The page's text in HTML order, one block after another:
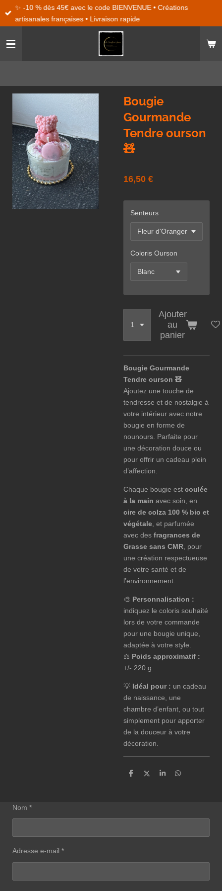
Passer
principal
✨ -10 % dès 45€ avec le code BIENVENUE • Créations
artisanales françaises • Livraison rapide
Bougie
Gourmande
Tendre ourson
🧸
16,50 €
Senteurs
Coloris Ourson
Ajouter
au
panier
Bougie Gourmande
Tendre ourson 🧸
Ajoutez une touche de
tendresse et de nostalgie à
votre intérieur avec notre
bougie en forme de
nounours. Parfaite pour
une décoration douce ou
pour offrir un cadeau plein
d’affection.
Chaque bougie est coulée
à la main avec soin, en
cire de colza 100 % bio et
végétale , et parfumée
avec des fragrances de
Grasse sans CMR , pour
une création respectueuse
de votre santé et de
l’environnement.
🎨 Personnalisation :
indiquez le coloris souhaité
lors de votre commande
pour une bougie unique,
adaptée à votre style.
⚖️ Poids approximatif :
+/- 220 g
💡 Idéal pour : un cadeau
de naissance, une
chambre d’enfant, ou tout
simplement pour apporter
de la douceur à votre
décoration.
P
e
P
e
P
e
P
e
Nom *
Adresse e-mail *